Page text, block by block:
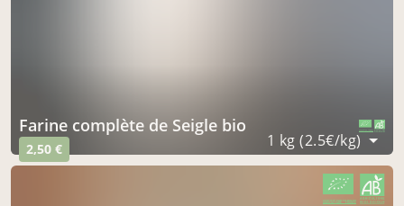
Farine complète de Seigle bio
2,50 € 1 kg (2.5€/kg)
CERTIFIÉ PAR FR-BIO-09
AGRICULTURE FRANCE